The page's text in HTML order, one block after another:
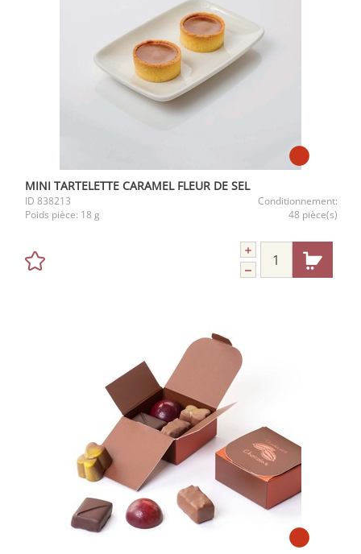
MINI TARTELETTE CARAMEL FLEUR DE SEL
ID 838213
Conditionnement:
Poids pièce: 18 g 48 pièce(s)